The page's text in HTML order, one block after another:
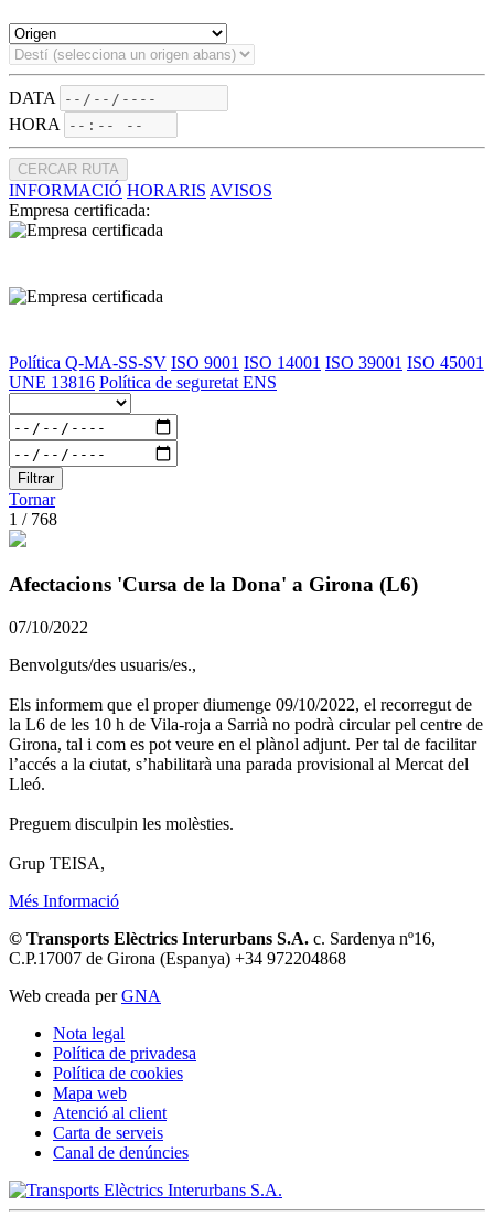
DATA
HORA
CERCAR RUTA
INFORMACIÓ HORARIS AVISOS
Empresa certificada:
Política Q-MA-SS-SV ISO 9001 ISO 14001 ISO 39001 ISO 45001
UNE 13816 Política de seguretat ENS
Filtrar
Tornar
1 / 768
Afectacions 'Cursa de la Dona' a Girona (L6)
07/10/2022
Benvolguts/des usuaris/es.,
Els informem que el proper diumenge 09/10/2022, el recorregut de
la L6 de les 10 h de Vila-roja a Sarrià no podrà circular pel centre de
Girona, tal i com es pot veure en el plànol adjunt. Per tal de facilitar
l’accés a la ciutat, s’habilitarà una parada provisional al Mercat del
Lleó.
Preguem disculpin les molèsties.
Grup TEISA,
Més Informació
© Transports Elèctrics Interurbans S.A. c. Sardenya nº16,
C.P.17007 de Girona (Espanya) +34 972204868
Web creada perGNA
Nota legal
Política de privadesa
Política de cookies
Mapa web
Atenció al client
Carta de serveis
Canal de denúncies